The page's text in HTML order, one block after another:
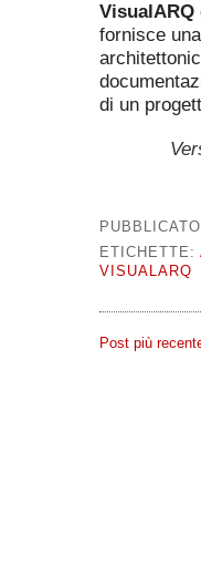
VisualARQ
fornisce
di un
ETICHETTE:
VISUALARQ
Post più